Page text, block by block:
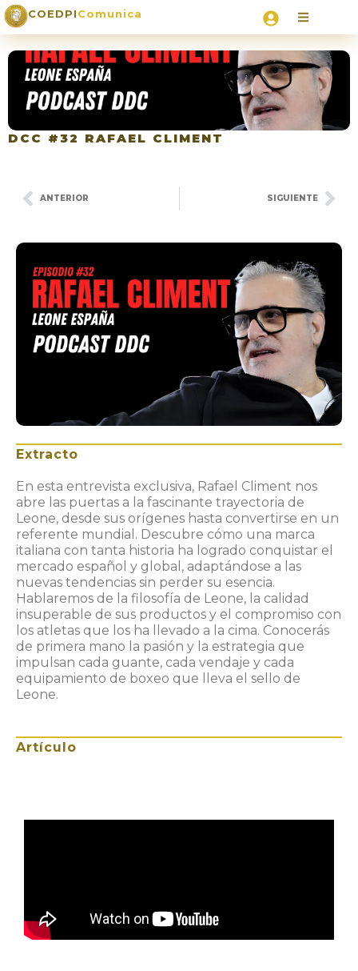
COEDPIComunica
DCC #32 RAFAEL CLIMENT
ANTERIOR SIGUIENTE
Extracto
En esta entrevista exclusiva, Rafael Climent nos
abre las puertas a la fascinante trayectoria de
Leone, desde sus orígenes hasta convertirse en un
referente mundial. Descubre cómo una marca
italiana con tanta historia ha logrado conquistar el
mercado español y global, adaptándose a las
nuevas tendencias sin perder su esencia.
Hablaremos de la filosofía de Leone, la calidad
insuperable de sus productos y el compromiso con
los atletas que los ha llevado a la cima. Conocerás
de primera mano la pasión y la estrategia que
impulsan cada guante, cada vendaje y cada
equipamiento de boxeo que lleva el sello de
Leone.
Artículo